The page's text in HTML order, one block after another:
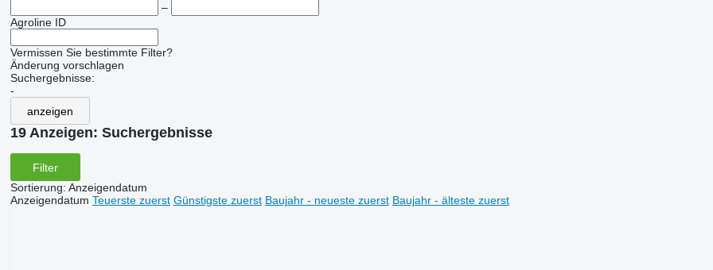
–
Agroline ID
Vermissen Sie bestimmte Filter?
Änderung vorschlagen
Suchergebnisse:
-
anzeigen
19 Anzeigen: Suchergebnisse
Filter
Sortierung: Anzeigendatum
Anzeigendatum Teuerste zuerst Günstigste zuerst Baujahr - neueste zuerst Baujahr - älteste zuerst